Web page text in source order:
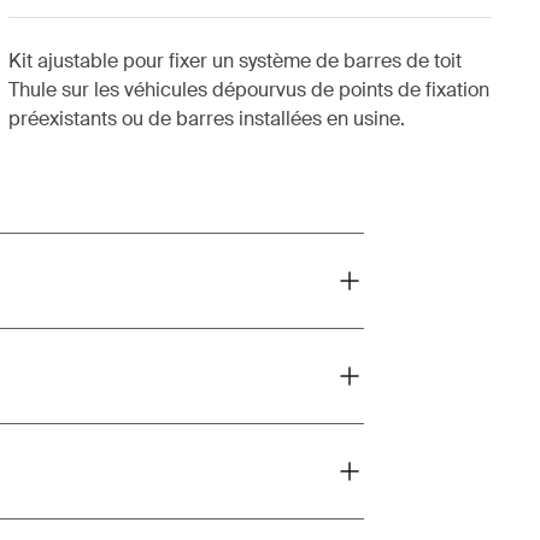
Kit ajustable pour fixer un système de barres de toit
Thule sur les véhicules dépourvus de points de fixation
préexistants ou de barres installées en usine.